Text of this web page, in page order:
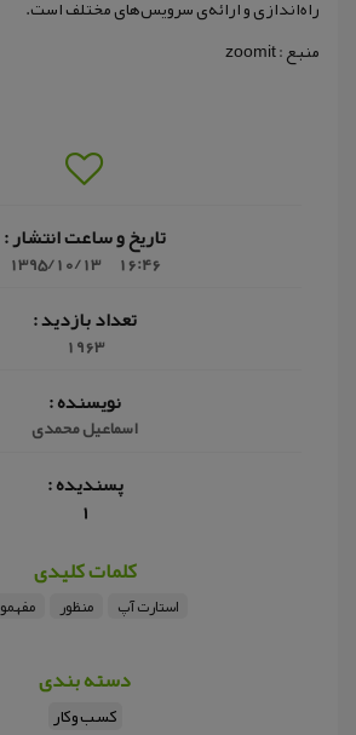
راه‌اندازی و ارائه‌ی سرویس‌های مختلف است.
منبع : zoomit
تاریخ و ساعت انتشار :
16:46
1395/10/13
تعداد بازدید :
1963
نویسنده :
اسماعیل محمدی
پسندیده :
1
کلمات کلیدی
استارت آپ منظور
دسته بندی
کسب وکار